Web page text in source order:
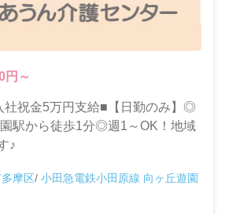
円～
社祝金5万円支給■【日勤のみ】◎
駅から徒歩1分◎週1～OK！地域
♪
摩区/ 小田急電鉄小田原線 向ヶ丘遊園